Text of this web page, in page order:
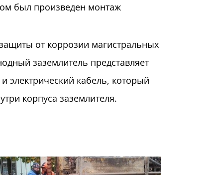
был произведен монтаж
от коррозии магистральных
заземлитель представляет
электрический кабель, который
корпуса заземлителя.